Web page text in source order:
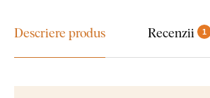
Descriere produs Recenzii 1